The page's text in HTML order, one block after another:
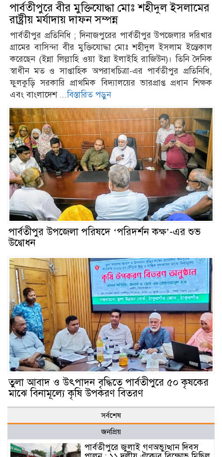
পার্বতীপুরে বীর মুক্তিযোদ্ধা মোঃ শহীদুল ইসলামের
রাষ্ট্রীয় মর্যাদায় দাফন সম্পন্ন
পার্বতীপুর প্রতিনিধি ; দিনাজপুরের পার্বতীপুর উপজেলার দরিখার
গ্রামের বাসিন্দা বীর মুক্তিযোদ্ধা মোঃ শহীদুল ইসলাম ইন্তেকাল
করেছেন (ইন্না লিল্লাহি ওয়া ইন্না ইলাইহি রাজিউন)। তিনি দৈনিক
স্বাধীন মত ও সাপ্তাহিক অপরাধচিত্রা-এর পার্বতীপুর প্রতিনিধি,
ফুলকুড়ি সরকারি প্রাথমিক বিদ্যালয়ের ভারপ্রাপ্ত প্রধান শিক্ষক
এবং বাংলাদেশ ...বিস্তারিত পড়ুন
পার্বতীপুর উপজেলা পরিষদে ‘পরিদর্শন কক্ষ’-এর শুভ
উদ্বোধন
তুলা আবাদ ও উৎপাদন বৃদ্ধিতে পার্বতীপুরে ৫০ কৃষকের
মাঝে বিনামূল্যে কৃষি উপকরণ বিতরণ
সর্বশেষ
জনপ্রিয়
পার্বতীপুরে জুলাই গণঅভ্যুত্থান দিবস